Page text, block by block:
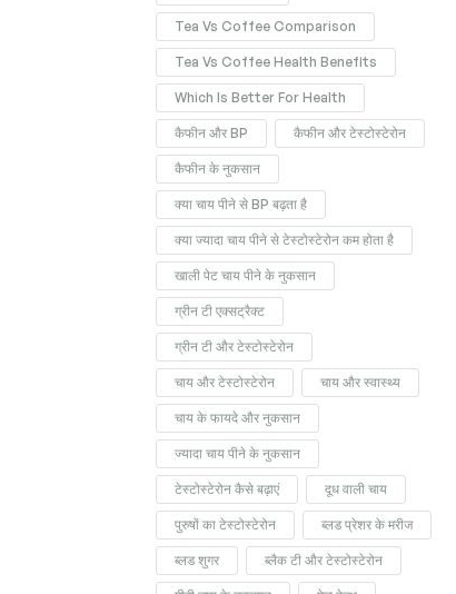
Tea Vs Coffee Comparison
Tea Vs Coffee Health Benefits
Which Is Better For Health
कैफीन और BP कैफीन और टेस्टोस्टेरोन
कैफीन के नुकसान
क्या चाय पीने से BP बढ़ता है
क्या ज्यादा चाय पीने से टेस्टोस्टेरोन कम होता है
खाली पेट चाय पीने के नुकसान
ग्रीन टी एक्सट्रैक्ट
ग्रीन टी और टेस्टोस्टेरोन
चाय और टेस्टोस्टेरोन चाय और स्वास्थ्य
चाय के फायदे और नुकसान
ज्यादा चाय पीने के नुकसान
टेस्टोस्टेरोन कैसे बढ़ाएं दूध वाली चाय
पुरुषों का टेस्टोस्टेरोन ब्लड प्रेशर के मरीज
ब्लड शुगर ब्लैक टी और टेस्टोस्टेरोन